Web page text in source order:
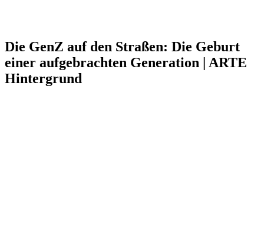
Die GenZ auf den Straßen: Die Geburt
einer aufgebrachten Generation | ARTE
Hintergrund